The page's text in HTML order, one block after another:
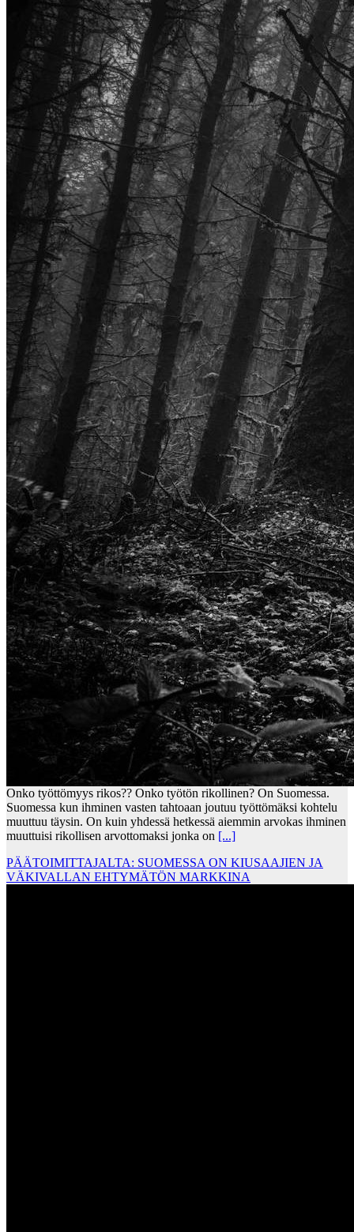
Onko työttömyys rikos?? Onko työtön rikollinen? On Suomessa.
Suomessa kun ihminen vasten tahtoaan joutuu työttömäksi kohtelu
muuttuu täysin. On kuin yhdessä hetkessä aiemmin arvokas ihminen
muuttuisi rikollisen arvottomaksi jonka on [...]
PÄÄTOIMITTAJALTA: SUOMESSA ON KIUSAAJIEN JA
VÄKIVALLAN EHTYMÄTÖN MARKKINA